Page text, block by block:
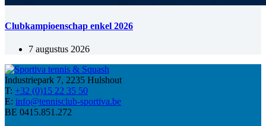
Clubkampioenschap enkel 2026
7 augustus 2026
Industriepark 7, 2235 Hulshout
T: +32 (0)15 22 35 50
E: info@tennisclub-sportiva.be
BE 0415.851.272